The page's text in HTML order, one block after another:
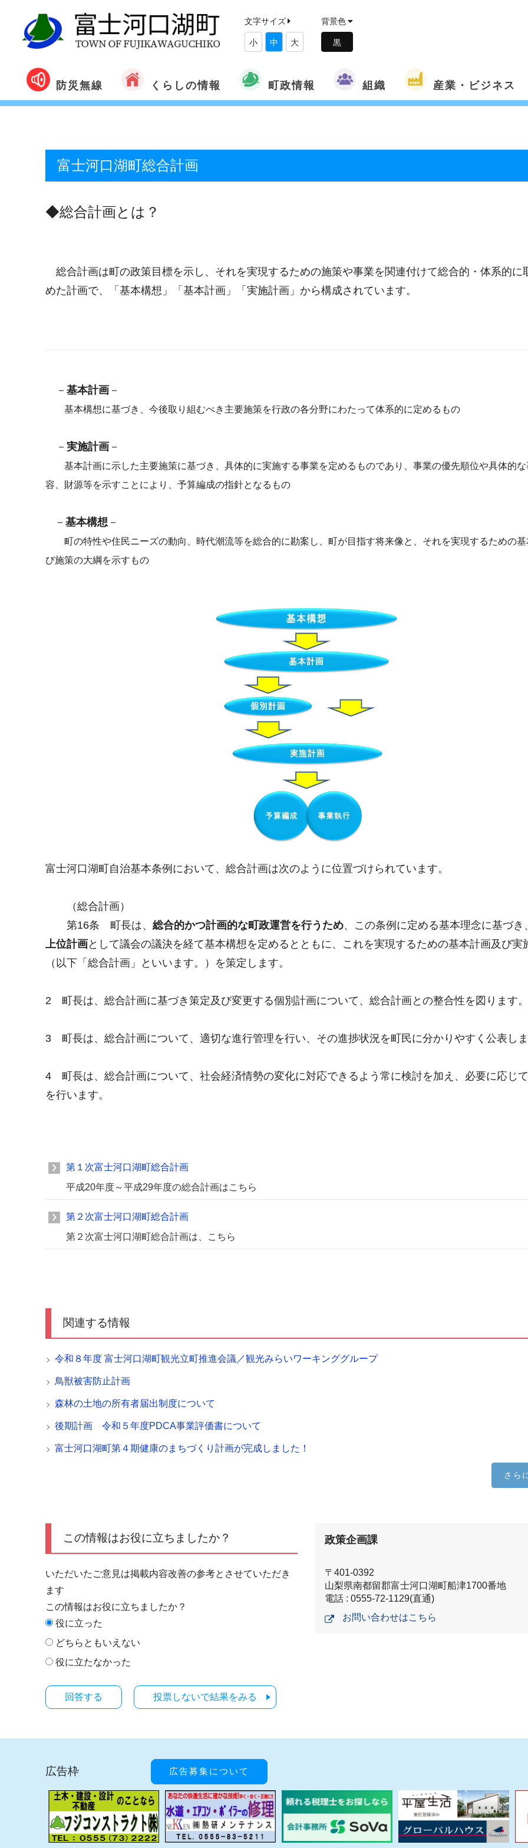
文字サイズ
小 中 大
背景色
防災無線 くらしの情報 町政情報 組織 産業・ビジネス
富士河口湖町総合計画
◆総合計画とは？
総合計画は町の政策目標を示し、それを実現するための施策や事業を関連付けて総合的・体系的に
めた計画で、「基本構想」「基本計画」「実施計画」から構成されています。
－ 基本計画 －
基本構想に基づき、今後取り組むべき主要施策を行政の各分野にわたって体系的に定めるもの
－ 実施計画 －
基本計画に示した主要施策に基づき、具体的に実施する事業を定めるものであり、事業の優先順位や具体的な
容、財源等を示すことにより、予算編成の指針となるもの
－ 基本構想 －
町の特性や住民ニーズの動向、時代潮流等を総合的に勘案し、町が目指す将来像と、それを実現するための基
び施策の大綱を示すもの
富士河口湖町自治基本条例において、総合計画は次のように位置づけられています。
（総合計画）
第16条 町長は、 総合的かつ計画的な町政運営を行うため、この条例に定める基本理念に基づき
上位計画として議会の議決を経て基本構想を定めるとともに、これを実現するための基本計画及び実
（以下「総合計画」といいます。）を策定します。
2 町長は、総合計画に基づき策定及び変更する個別計画について、総合計画との整合性を図ります。
3 町長は、総合計画について、適切な進行管理を行い、その進捗状況を町民に分かりやすく公表し
4 町長は、総合計画について、社会経済情勢の変化に対応できるよう常に検討を加え、必要に応じ
を行います。
第１次富士河口湖町総合計画
平成20年度～平成29年度の総合計画はこちら
第２次富士河口湖町総合計画
第２次富士河口湖町総合計画は、こちら
関連する情報
令和８年度 富士河口湖町観光立町推進会議／観光みらいワーキンググループ
鳥獣被害防止計画
森林の土地の所有者届出制度について
後期計画 令和５年度PDCA事業評価書について
富士河口湖町第４期健康のまちづくり計画が完成しました！
さら
この情報はお役に立ちましたか？
いただいたご意見は掲載内容改善の参考とさせていただき
ます
この情報はお役に立ちましたか？
役に立った
どちらともいえない
役に立たなかった
投票しないで結果をみる
政策企画課
〒401-0392
山梨県南都留郡富士河口湖町船津1700番地
電話 : 0555-72-1129(直通)
お問い合わせはこちら
広告枠 広告募集について